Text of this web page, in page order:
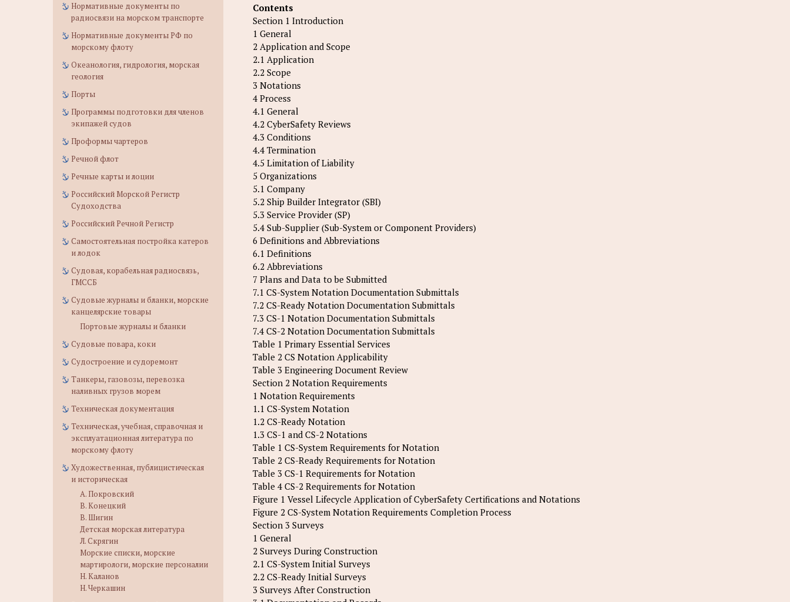
Нормативные документы по
радиосвязи на морском транспорте
Нормативные документы РФ по
морскому флоту
Океанология, гидрология, морская
геология
Порты
Программы подготовки для членов
экипажей судов
Проформы чартеров
Речной флот
Речные карты и лоции
Российский Морской Регистр
Судоходства
Российский Речной Регистр
Самостоятельная постройка катеров
и лодок
Судовая, корабельная радиосвязь,
ГМССБ
Судовые журналы и бланки, морские
канцелярские товары
Портовые журналы и бланки
Судовые повара, коки
Судостроение и судоремонт
Танкеры, газовозы, перевозка
наливных грузов морем
Техническая документация
Техническая, учебная, справочная и
эксплуатационная литература по
морскому флоту
Художественная, публицистическая
и историческая
А. Покровский
В. Конецкий
В. Шигин
Детская морская литература
Л. Скрягин
Морские списки, морские
мартирологи, морские персоналии
Н. Каланов
Н. Черкашин
Contents
Section 1 Introduction
1 General
2 Application and Scope
2.1 Application
2.2 Scope
3 Notations
4 Process
4.1 General
4.2 CyberSafety Reviews
4.3 Conditions
4.4 Termination
4.5 Limitation of Liability
5 Organizations
5.1 Company
5.2 Ship Builder Integrator (SBI)
5.3 Service Provider (SP)
5.4 Sub-Supplier (Sub-System or Component Providers)
6 Definitions and Abbreviations
6.1 Definitions
6.2 Abbreviations
7 Plans and Data to be Submitted
7.1 CS-System Notation Documentation Submittals
7.2 CS-Ready Notation Documentation Submittals
7.3 CS-1 Notation Documentation Submittals
7.4 CS-2 Notation Documentation Submittals
Table 1 Primary Essential Services
Table 2 CS Notation Applicability
Table 3 Engineering Document Review
Section 2 Notation Requirements
1 Notation Requirements
1.1 CS-System Notation
1.2 CS-Ready Notation
1.3 CS-1 and CS-2 Notations
Table 1 CS-System Requirements for Notation
Table 2 CS-Ready Requirements for Notation
Table 3 CS-1 Requirements for Notation
Table 4 CS-2 Requirements for Notation
Figure 1 Vessel Lifecycle Application of CyberSafety Certifications and Notations
Figure 2 CS-System Notation Requirements Completion Process
Section 3 Surveys
1 General
2 Surveys During Construction
2.1 CS-System Initial Surveys
2.2 CS-Ready Initial Surveys
3 Surveys After Construction